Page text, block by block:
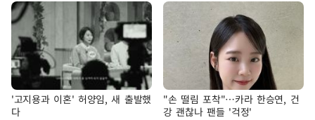
'고지용과 이혼' 허양임, 새 출발했
다
"손 떨림 포착"…카라 한승연, 건
강 괜찮나 팬들 '걱정'